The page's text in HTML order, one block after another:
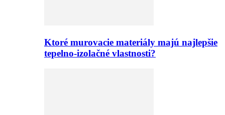
Ktoré murovacie materiály majú najlepšie
tepelno-izolačné vlastnosti?